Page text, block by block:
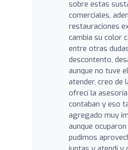
sobre estas
comerciales,
restauraciones
cambia su color
entre otras
descontento,
aunque no tuve
atender, creo de
ofrecí la
contaban y eso
agregado muy
aunque
pudimos